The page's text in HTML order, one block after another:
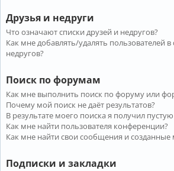
Друзья и недруги
Что означают списки друзей и недругов?
Как мне добавлять/удалять пользователей
недругов?
Поиск по форумам
Как мне выполнить поиск по форуму или
Почему мой поиск не даёт результатов?
В результате моего поиска я получил
Как мне найти пользователя конференции?
Как мне найти свои сообщения и
Подписки и закладки